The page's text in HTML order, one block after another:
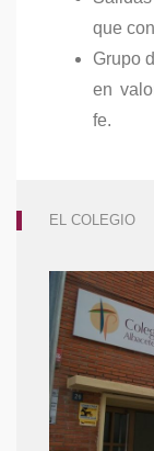
que
Grupo
en
fe.
EL COLEGIO